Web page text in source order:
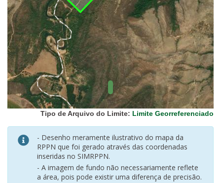
Biomas
(IBGE)
Vegetação
(IBGE)
Rodovias
(IBGE)
Relevo
(IBGE)
Tipo de Arquivo do Limite: Limite Georreferenciado
- Desenho meramente ilustrativo do mapa da
RPPN que foi gerado através das coordenadas
inseridas no SIMRPPN.
- A imagem de fundo não necessariamente reflete
a área, pois pode existir uma diferença de precisão.